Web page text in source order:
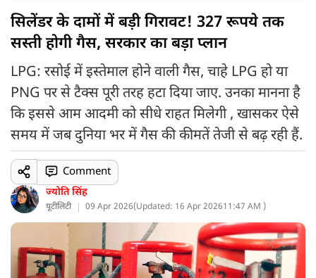
सिलेंडर के दामों में बड़ी गिरावट! 327 रूपये तक
सस्ती होगी गैस, सरकार का बड़ा प्लान
LPG: रसोई में इस्तेमाल होने वाली गैस, चाहे LPG हो या
PNG पर से टैक्स पूरी तरह हटा दिया जाए. उनका मानना है
कि इससे आम आदमी को सीधे राहत मिलेगी , खासकर ऐसे
समय में जब दुनिया भर में गैस की कीमतें तेजी से बढ़ रही हैं.
ज्योति सिंह
यूटीलिटी 09 Apr 2026(Updated: 16 Apr 202611:47 AM )
Comment